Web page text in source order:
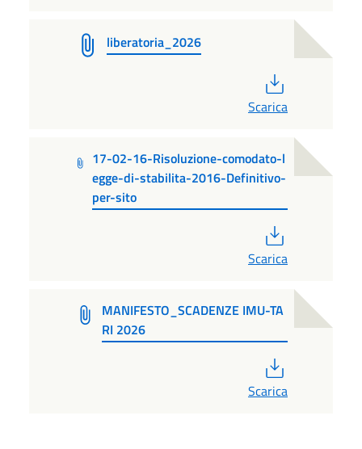
liberatoria_2026
Scarica
17-02-16-Risoluzione-comodato-l
egge-di-stabilita-2016-Definitivo-
per-sito
Scarica
MANIFESTO_SCADENZE IMU-TA
RI 2026
Scarica